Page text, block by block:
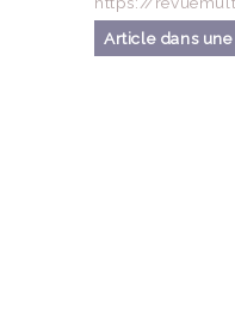
Article dans